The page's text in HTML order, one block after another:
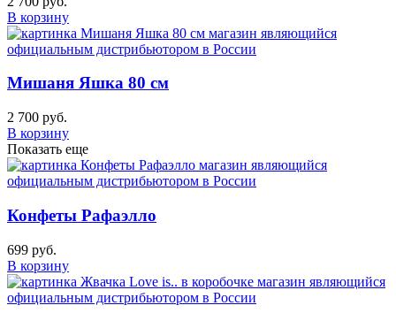
В корзину
Мишаня Яшка 80 см
2 700 руб.
В корзину
Показать еще
Конфеты Рафаэлло
699 руб.
В корзину